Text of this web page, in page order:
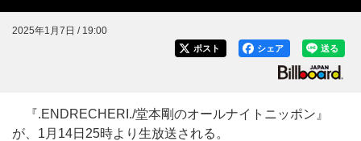
2025年1月7日 / 19:00
送る
シェア
ポスト
『.ENDRECHERI./堂本剛のオールナイトニッポン』
が、1月14日25時より生放送される。